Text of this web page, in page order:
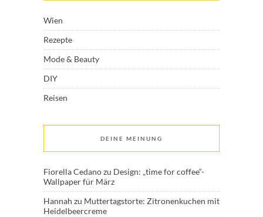
Wien
Rezepte
Mode & Beauty
DIY
Reisen
DEINE MEINUNG
Fiorella Cedanozu Design: „time for coffee“-
Wallpaper für März
Hannah zu Muttertagstorte: Zitronenkuchen mit
Heidelbeercreme